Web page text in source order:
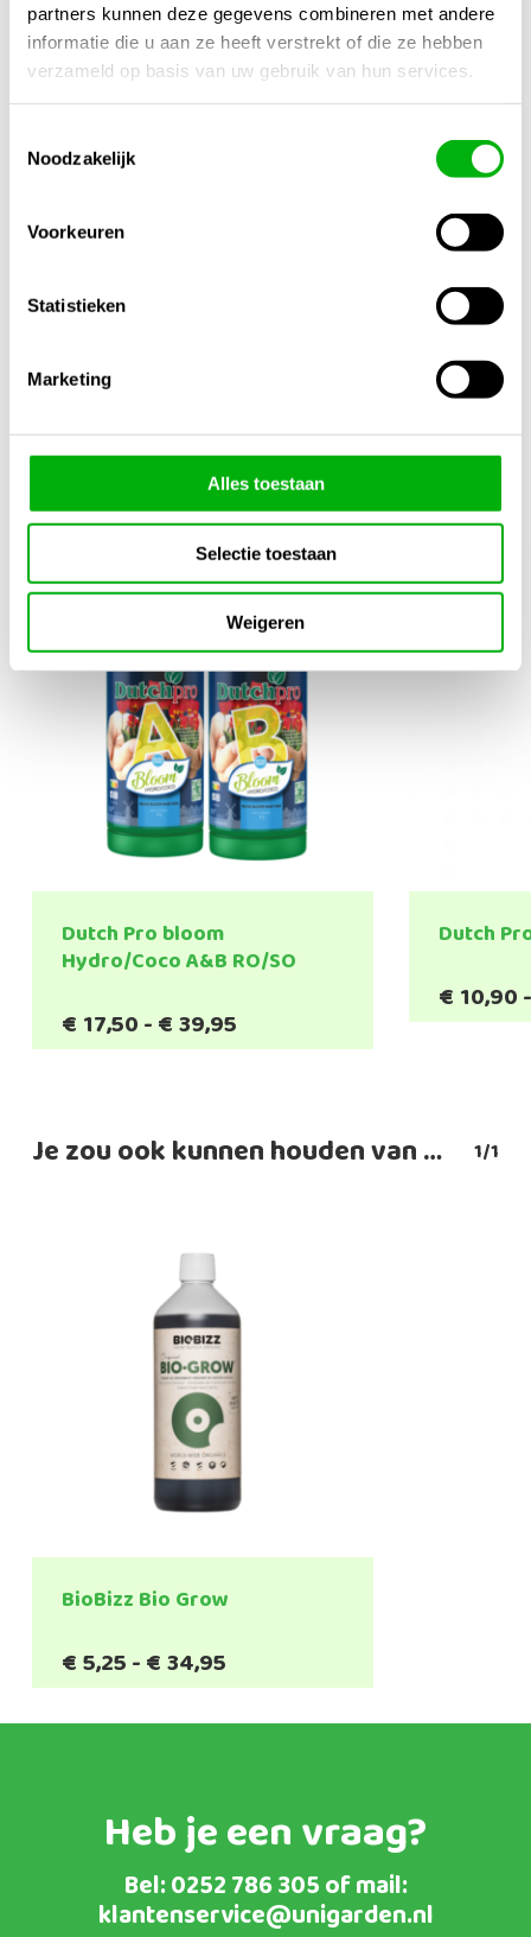
partners kunnen deze gegevens combineren met andere
informatie die u aan ze heeft verstrekt of die ze hebben
verzameld op basis van uw gebruik van hun services.
Noodzakelijk
Voorkeuren
Statistieken
Marketing
Alles toestaan
Selectie toestaan
Weigeren
Afmetingen
15 × 10 × 25 cm
Inhoud
Gewicht
Meng Verhouding
Gerelateerde producten
Dutch Pro bloom
Hydro/Coco A&B RO/SO
€ 17,50-€39,95Prijsklasse:
€17,50
Dutch
€ 10,90
Je zou ook kunnen houden van … 1/1
BioBizz Bio Grow
€5,25-€34,95Prijsklasse:
€5,25
tot
Heb je een vraag?
Bel:0252 786 305of mail:
klantenservice@unigarden.nl